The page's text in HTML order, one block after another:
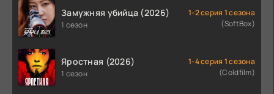
Замужняя убийца (2026)
1 сезон
1-2 серия 1 сезона
(SoftBox)
Яростная (2026)
1 сезон
1-4 серия 1 сезона
(Coldfilm)